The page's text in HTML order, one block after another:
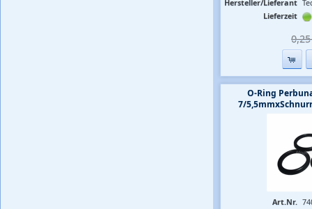
Hersteller/Lieferant
Lieferzeit
0,25
O-Ring
7/
Art.Nr.